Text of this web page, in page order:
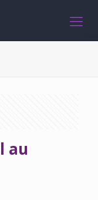
au